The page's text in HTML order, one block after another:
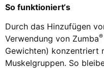
So funktioniert‘s
Durch das Hinzufügen
Verwendung von Zumba®
Gewichten) konzentriert
Muskelgruppen. So